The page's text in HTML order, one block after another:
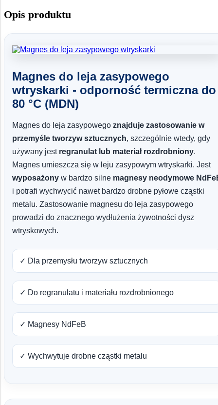
Opis produktu
Magnes do leja zasypowego
wtryskarki - odporność termiczna do
80 °C (MDN)
Magnes do leja zasypowego znajduje zastosowanie w
przemyśle tworzyw sztucznych, szczególnie wtedy, gdy
używany jest regranulat lub materiał rozdrobniony.
Magnes umieszcza się w leju zasypowym wtryskarki. Jest
wyposażony w bardzo silne magnesy neodymowe
i potrafi wychwycić nawet bardzo drobne pyłowe cząstki
metalu. Zastosowanie magnesu do leja zasypowego
prowadzi do znacznego wydłużenia żywotności dysz
wtryskowych.
✓ Dla przemysłu tworzyw sztucznych
✓ Do regranulatu i materiału rozdrobnionego
✓ Magnesy NdFeB
✓ Wychwytuje drobne cząstki metalu